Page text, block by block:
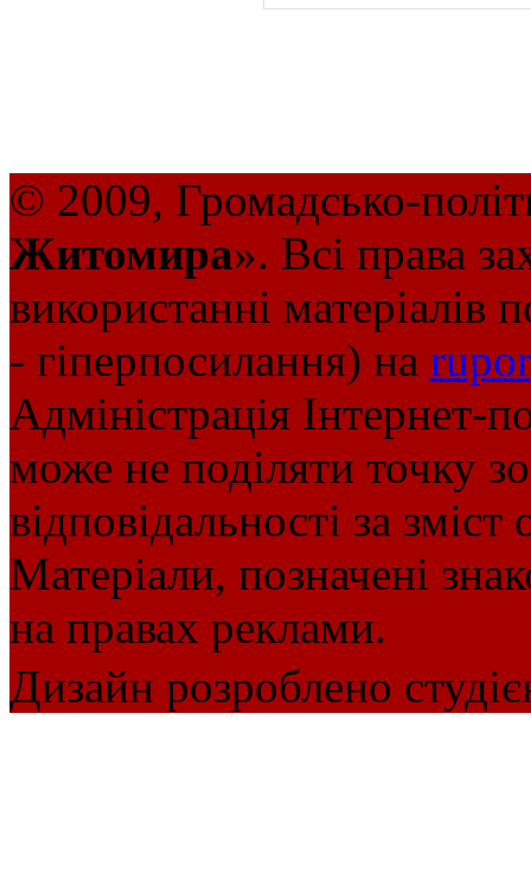
© 2009, Громадсько-
Житомира». Всі права
використанні матеріалів
- гіперпосилання) на
Адміністрація Інтернет-
може не поділяти точку
відповідальності за
Матеріали, позначені
на правах реклами.
Дизайн розроблено